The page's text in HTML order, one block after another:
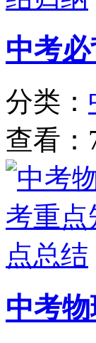
中考
分类：
查看：
中考